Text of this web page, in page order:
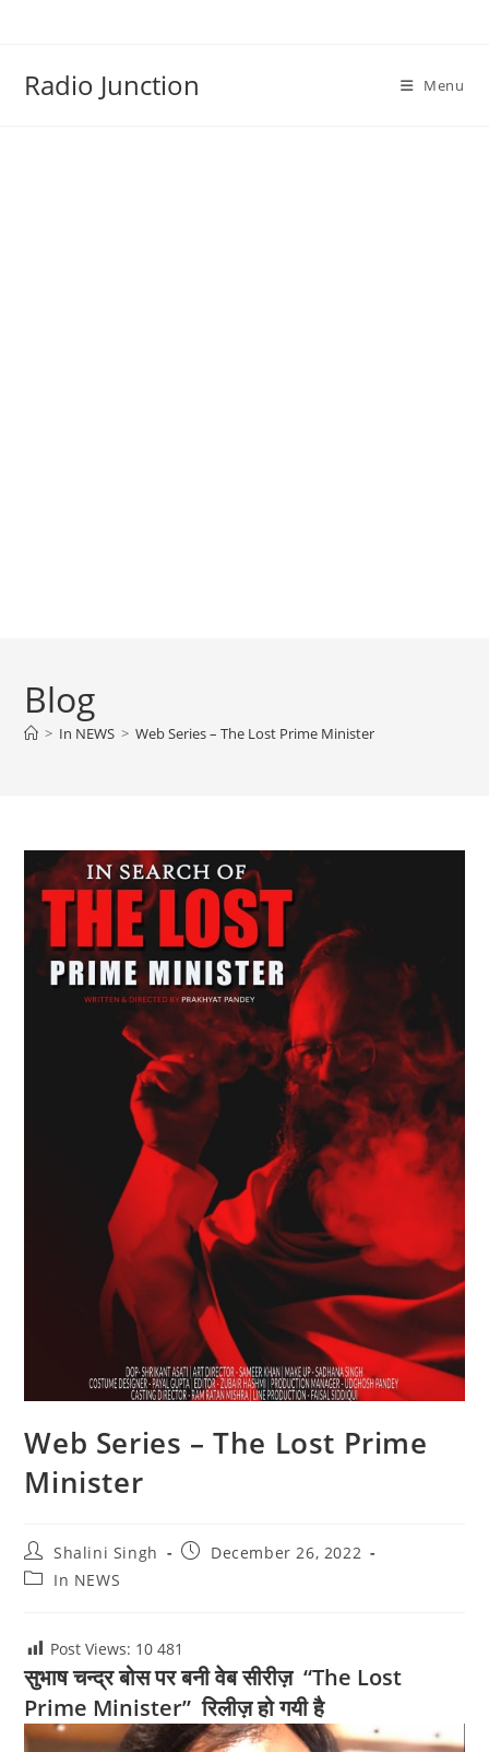
Radio Junction Menu
Blog
> In NEWS > Web Series – The Lost Prime Minister
Web Series – The Lost Prime
Minister
Post
author:
Shalini Singh
PostDecember 26, 2022
PostIn NEWS
Post Views: 10 481
सुभाष चन्द्र बोस पर बनी वेब सीरीज़ “The Lost
Prime Minister” रिलीज़ हो गयी है